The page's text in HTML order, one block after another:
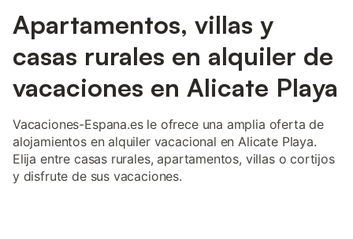
Apartamentos, villas y
casas rurales en alquiler de
vacaciones en Alicate Playa
Vacaciones-Espana.es le ofrece una amplia oferta de
alojamientos en alquiler vacacional en Alicate Playa.
Elija entre casas rurales, apartamentos, villas o cortijos
y disfrute de sus vacaciones.